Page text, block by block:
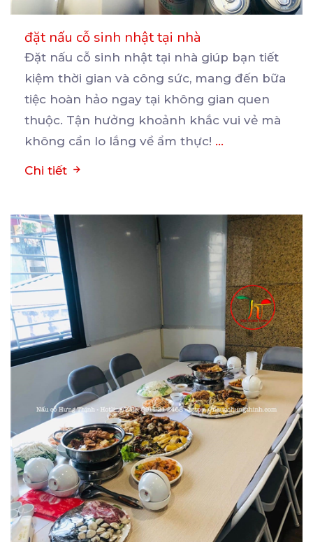
đặt nấu cỗ sinh nhật tại nhà
Đặt nấu cỗ sinh nhật tại nhà giúp bạn tiết
kiệm thời gian và công sức, mang đến bữa
tiệc hoàn hảo ngay tại không gian quen
thuộc. Tận hưởng khoảnh khắc vui vẻ mà
không cần lo lắng về ẩm thực! ...
Chi tiết